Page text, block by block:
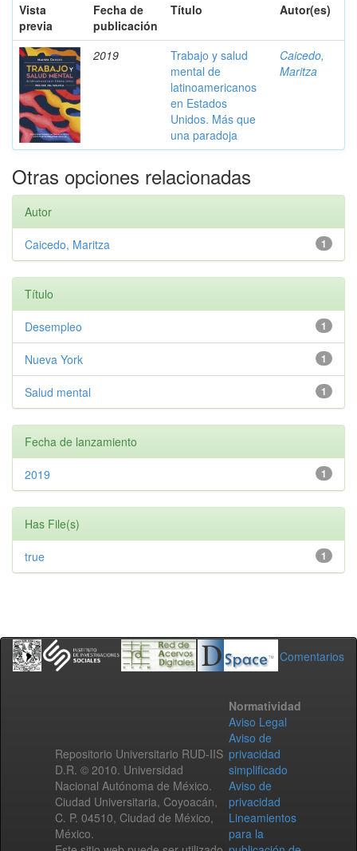
Vista
previa
Fecha de
publicación
Título Autor(es)
2019
Trabajo y salud
mental de
latinoamericanos
en Estados
Unidos. Más que
una paradoja
Caicedo,
Maritza
Otras opciones relacionadas
Autor
1
Caicedo, Maritza
Título
1
Desempleo
1
Nueva York
1
Salud mental
Fecha de lanzamiento
1
2019
Has File(s)
1
true
Comentarios
Repositorio Universitario RUD-IIS
D.R. © 2010. Universidad
Nacional Autónoma de México.
Ciudad Universitaria, Coyoacán,
C. P. 04510, Ciudad de México,
México.
Normatividad
Aviso Legal
Aviso de
privacidad
simplificado
Aviso de
privacidad
Lineamientos
para la